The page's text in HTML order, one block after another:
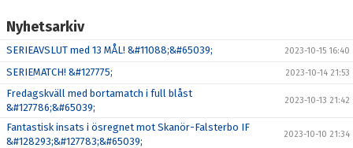
Nyhetsarkiv
SERIEAVSLUT med 13 MÅL! &#11088;&#65039; 2023-10-15 16:40
SERIEMATCH! &#127775; 2023-10-14 21:53
Fredagskväll med bortamatch i full blåst
&#127786;&#65039;
2023-10-13 21:42
Fantastisk insats i ösregnet mot Skanör-Falsterbo IF
&#128293;&#127783;&#65039;
2023-10-10 21:34